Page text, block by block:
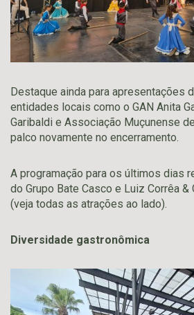
Destaque ainda para apresentações
entidades locais como o GAN Anita
Garibaldi e Associação Muçunense
palco novamente no encerramento.
A programação para os últimos dias
do Grupo Bate Casco e Luiz Corrêa &
(veja todas as atrações ao lado).
Diversidade gastronômica